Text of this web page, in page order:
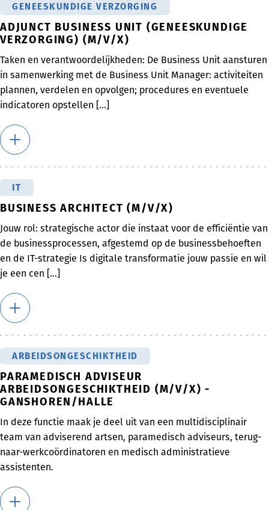
GENEESKUNDIGE VERZORGING
ADJUNCT BUSINESS UNIT (GENEESKUNDIGE
VERZORGING) (M/V/X)
Taken en verantwoordelijkheden: De Business Unit aansturen
in samenwerking met de Business Unit Manager: activiteiten
plannen, verdelen en opvolgen; procedures en eventuele
indicatoren opstellen [...]
IT
BUSINESS ARCHITECT (M/V/X)
Jouw rol: strategische actor die instaat voor de efficiëntie van
de businessprocessen, afgestemd op de businessbehoeften
en de IT-strategie Is digitale transformatie jouw passie en wil
je een cen [...]
ARBEIDSONGESCHIKTHEID
PARAMEDISCH ADVISEUR
ARBEIDSONGESCHIKTHEID (M/V/X) -
GANSHOREN/HALLE
In deze functie maak je deel uit van een multidisciplinair
team van adviserend artsen, paramedisch adviseurs, terug-
naar-werkcoördinatoren en medisch administratieve
assistenten.